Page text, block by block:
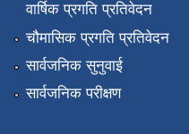
वार्षिक प्रगति प्रतिवेदन
चौमासिक प्रगति प्रतिवेदन
सार्वजनिक सुनुवाई
सार्वजनिक परीक्षण